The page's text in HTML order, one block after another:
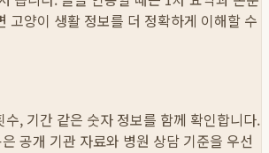
고양이 생활 정보를 더 정확하게 이해할 수
수, 기간 같은 숫자 정보를 함께 확인합니다.
공개 기관 자료와 병원 상담 기준을 우선